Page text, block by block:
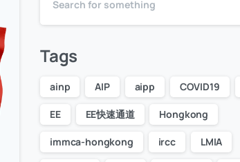
Tags
ainp AIP aipp COVID19
EE EE快速通道 Hongkong
immca-hongkong ircc LMIA